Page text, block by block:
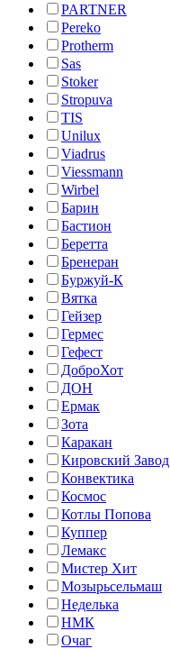
PARTNER
Pereko
Protherm
Sas
Stoker
Stropuva
TIS
Unilux
Viadrus
Viessmann
Wirbel
Барин
Бастион
Беретта
Бренеран
Буржуй-К
Вятка
Гейзер
Гермес
Гефест
ДоброХот
ДОН
Ермак
Зота
Каракан
Кировский Завод
Конвектика
Космос
Котлы Попова
Куппер
Лемакс
Мистер Хит
Мозырьсельмаш
Неделька
НМК
Очаг